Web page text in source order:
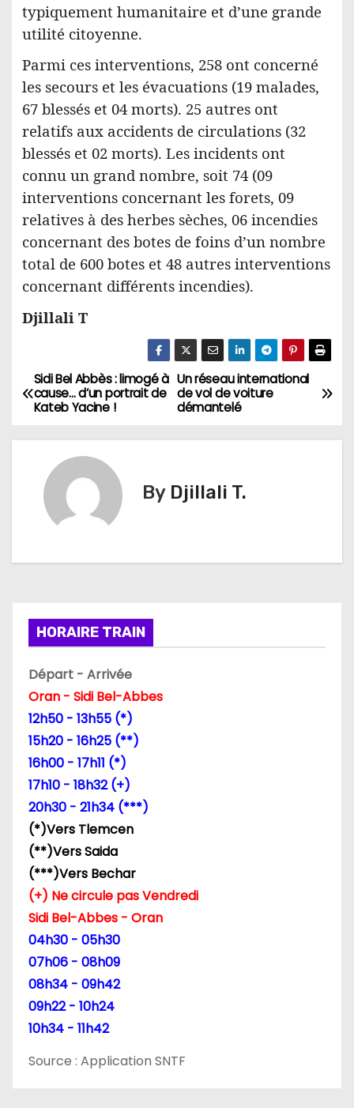
typiquement humanitaire et d’une grande
utilité citoyenne.
Parmi ces interventions, 258 ont concerné
les secours et les évacuations (19 malades,
67 blessés et 04 morts). 25 autres ont
relatifs aux accidents de circulations (32
blessés et 02 morts). Les incidents ont
connu un grand nombre, soit 74 (09
interventions concernant les forets, 09
relatives à des herbes sèches, 06 incendies
concernant des botes de foins d’un nombre
total de 600 botes et 48 autres interventions
concernant différents incendies).
Djillali T
N
a
o
n
d
e
a
r
t
c
e
Un réseau international
de vol de voiture
démantelé
Sidi Bel Abbès : limogé à
cause… d’un portrait de
Kateb Yacine !
By Djillali T.
HORAIRE TRAIN
Départ - Arrivée
Oran - Sidi Bel-Abbes
12h50 - 13h55 (*)
15h20 - 16h25 (**)
16h00 - 17h11 (*)
17h10 - 18h32 (+)
20h30 - 21h34 (***)
(*)Vers Tlemcen
(**)Vers Saida
(***)Vers Bechar
(+) Ne circule pas Vendredi
Sidi Bel-Abbes - Oran
04h30 - 05h30
07h06 - 08h09
08h34 - 09h42
09h22 - 10h24
10h34 - 11h42
Source : Application SNTF